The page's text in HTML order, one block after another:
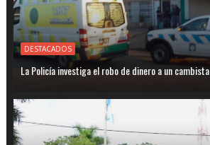
DESTACADOS
La Policía investiga el robo de dinero a un cambista